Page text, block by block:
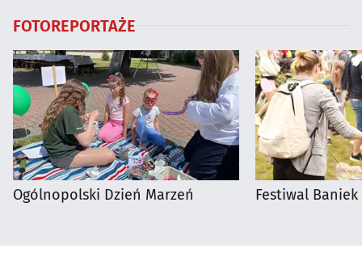
FOTOREPORTAŻE
Ogólnopolski Dzień Marzeń Festiwal